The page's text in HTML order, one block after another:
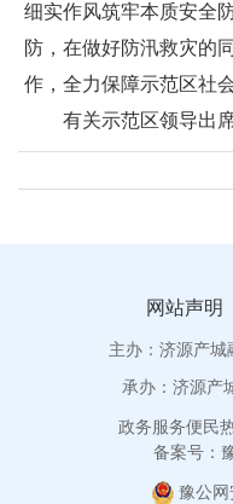
细实作风筑牢本质安全
防，在做好防汛救灾的
作，全力保障示范区社
有关示范区领导出
网站声明
主办：济源产城
承办：济源产
政务服务便民
备案号：
豫公